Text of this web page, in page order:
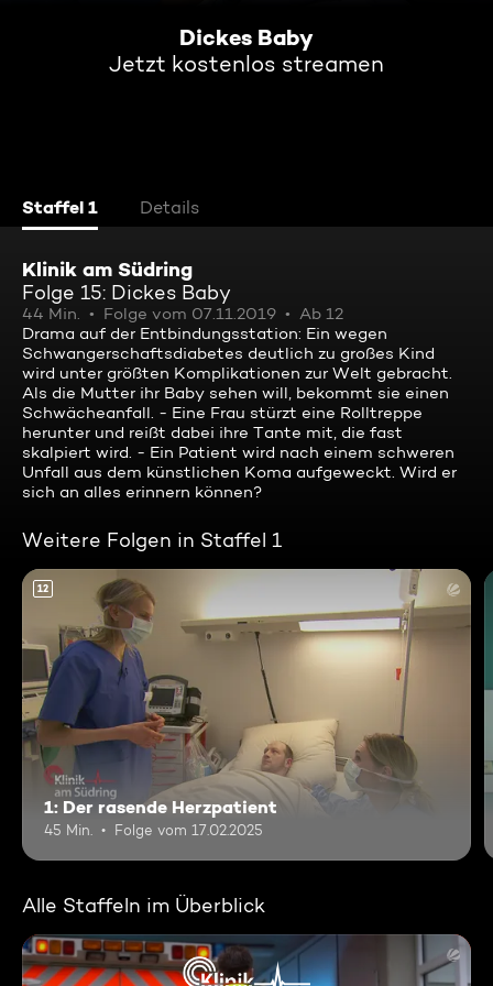
Dickes Baby
Jetzt kostenlos streamen
Staffel 1 Details
Klinik am Südring
Folge 15: Dickes Baby
44 Min. Folge vom 07.11.2019
Ab 12
Drama auf der Entbindungsstation: Ein wegen
Schwangerschaftsdiabetes deutlich zu großes Kind
wird unter größten Komplikationen zur Welt gebracht.
Als die Mutter ihr Baby sehen will, bekommt sie einen
Schwächeanfall. - Eine Frau stürzt eine Rolltreppe
herunter und reißt dabei ihre Tante mit, die fast
skalpiert wird. - Ein Patient wird nach einem schweren
Unfall aus dem künstlichen Koma aufgeweckt. Wird er
sich an alles erinnern können?
Weitere Folgen in Staffel 1
12
1: Der rasende Herzpatient
45 Min. Folge vom 17.02.2025
Alle Staffeln im Überblick